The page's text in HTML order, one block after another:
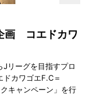
画 コエドカワ
リーグを目指すプロ
ドカワゴエF.C＝
キャンペーン」を行